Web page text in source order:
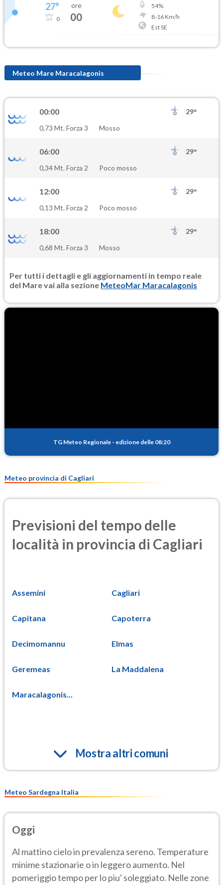
27°
0
ore
00
54%
8-16Km/h
Est SE
Meteo Mare Maracalagonis
00:00
29°
0,73 Mt. Forza 3
Mosso
06:00
29°
0,34 Mt. Forza 2
Poco mosso
12:00
29°
0,13 Mt. Forza 2
Poco mosso
18:00
29°
0,68 Mt. Forza 3
Mosso
Per tutti i dettagli e gli aggiornamenti in tempo reale
del Mare vai alla sezione MeteoMar Maracalagonis
TG Meteo Regionale - edizione delle 08:20
Meteo provincia di Cagliari
Previsioni del tempo delle
località in provincia di Cagliari
Assemini Cagliari
Capitana Capoterra
Decimomannu Elmas
Geremeas La Maddalena
Maracalagonis...
Mostra altri comuni
Meteo Sardegna Italia
Oggi
Al mattino cielo in prevalenza sereno. Temperature
minime stazionarie o in leggero aumento. Nel
pomeriggio tempo per lo piu' soleggiato. Nelle zone